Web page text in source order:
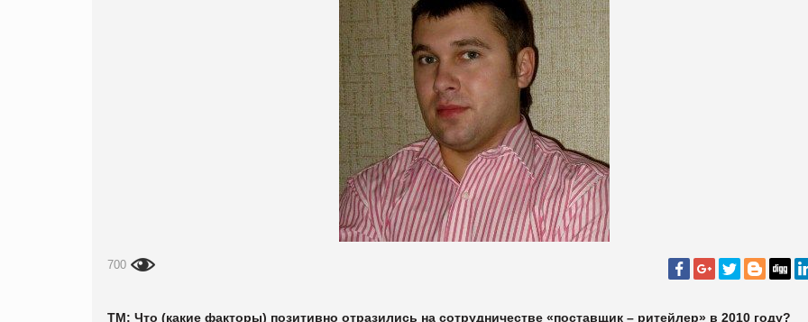
700
ТМ: Что (какие факторы) позитивно отразились на сотрудничестве «поставщик – ритейлер» в 2010 году?